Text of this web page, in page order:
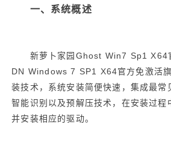
一、系统概述
新萝卜家园 Ghost Win7 Sp1 X64
DN Windows 7 SP1 X64官方免激活
装技术，系统安装简便快速，集成最常
智能识别以及预解压技术，在安装过程
并安装相应的驱动。